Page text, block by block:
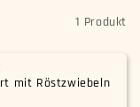
1 Produkt
mit Röstzwiebeln